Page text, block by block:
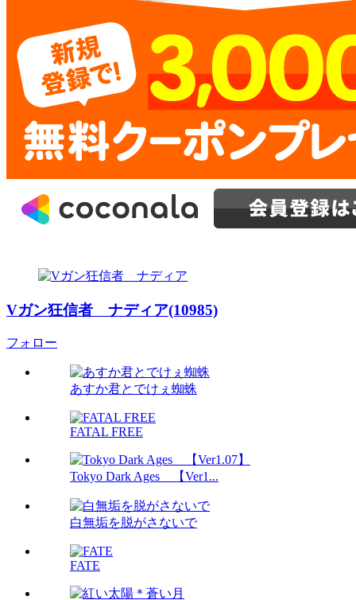
Vガン狂信者 ナディア(10985)
フォロー
あすか君とでけぇ蜘蛛
FATAL FREE
Tokyo Dark Ages 【Ver1...
白無垢を脱がさないで
FATE